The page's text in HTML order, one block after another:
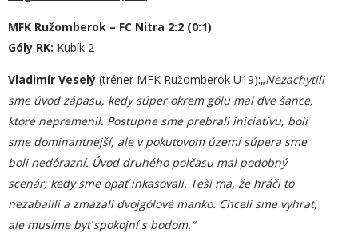
MFK Ružomberok – FC Nitra 2:2 (0:1)
Góly RK: Kubík 2
Vladimír Veselý (tréner MFK Ružomberok U19):„Nezachytili
sme úvod zápasu, kedy súper okrem gólu mal dve šance,
ktoré nepremenil. Postupne sme prebrali iniciatívu, boli
sme dominantnejší, ale v pokutovom území súpera sme
boli nedôrazní. Úvod druhého polčasu mal podobný
scenár, kedy sme opäť inkasovali. Teší ma, že hráči to
nezabalili a zmazali dvojgólové manko. Chceli sme vyhrať,
ale musíme byť spokojní s bodom.“